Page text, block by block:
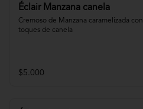
Éclair Manzana canela
Cremoso de Manzana caramelizada con
toques de canela
$5.000